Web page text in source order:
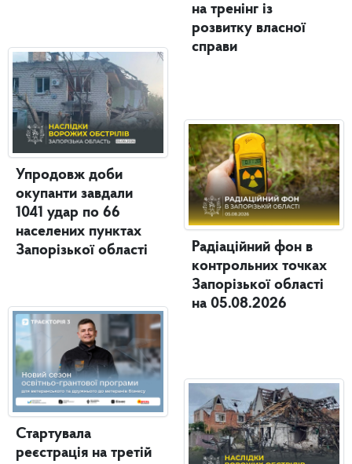
Упродовж доби
окупанти завдали
1041 удар по 66
населених пунктах
Запорізької області
Стартувала
реєстрація на третій
на тренінг із
розвитку власної
справи
Радіаційний фон в
контрольних точках
Запорізької області
на 05.08.2026